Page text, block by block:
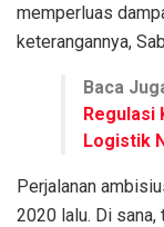
memperluas
keterangannya,
Baca
Regulasi
Logistik
Perjalanan
2020 lalu. Di sana,